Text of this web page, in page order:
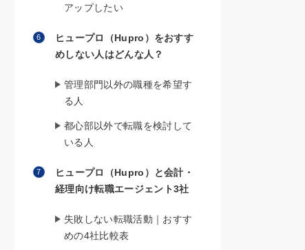
アップしたい
ヒュープロ（Hupro）をおすす
めしない人はどんな人？
管理部門以外の職種を希望す
る人
都心部以外で転職を検討して
いる人
ヒュープロ（Hupro）と会計・
経理向け転職エージェント3社
失敗しない転職活動｜おすす
めの4社比較表